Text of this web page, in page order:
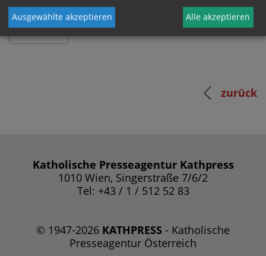
zurück
Katholische Presseagentur Kathpress
1010 Wien, Singerstraße 7/6/2
Tel: +43 / 1 / 512 52 83
© 1947-2026 KATHPRESS - Katholische
Presseagentur Österreich
Ausgewählte akzeptieren Alle akzeptieren